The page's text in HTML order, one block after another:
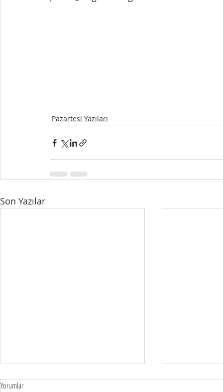
Pazartesi Yazıları
Son Yazılar
Yorumlar